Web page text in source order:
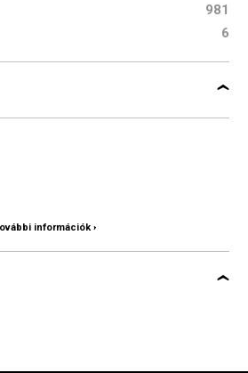
981
6
információk ›